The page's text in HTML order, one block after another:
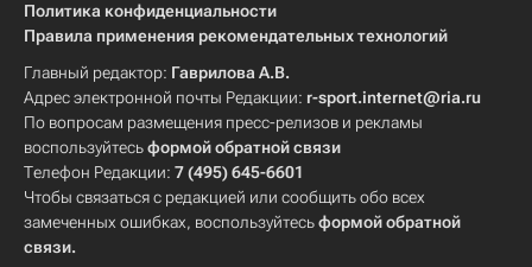
Политика конфиденциальности
Правила применения рекомендательных технологий
Главный редактор: Гаврилова А.В.
Адрес электронной почты Редакции: r-sport.internet@ria.ru
По вопросам размещения пресс-релизов и рекламы
воспользуйтесьформой обратной связи
Телефон Редакции: 7 (495) 645-6601
Чтобы связаться с редакцией или сообщить обо всех
замеченных ошибках, воспользуйтесьформой обратной
связи.